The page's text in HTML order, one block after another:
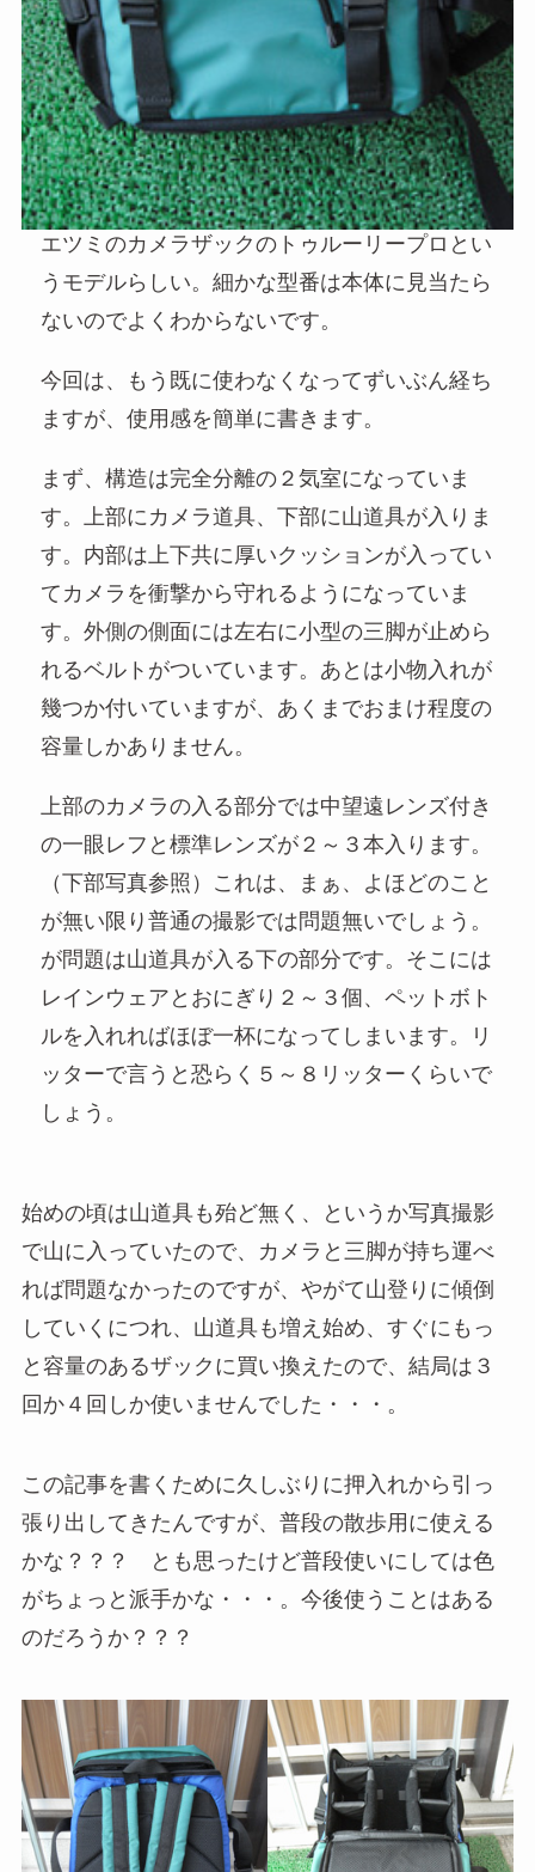
エツミのカメラザックのトゥルーリープロとい
うモデルらしい。細かな型番は本体に見当たら
ないのでよくわからないです。
今回は、もう既に使わなくなってずいぶん経ち
ますが、使用感を簡単に書きます。
まず、構造は完全分離の２気室になっていま
す。上部にカメラ道具、下部に山道具が入りま
す。内部は上下共に厚いクッションが入ってい
てカメラを衝撃から守れるようになっていま
す。外側の側面には左右に小型の三脚が止めら
れるベルトがついています。あとは小物入れが
幾つか付いていますが、あくまでおまけ程度の
容量しかありません。
上部のカメラの入る部分では中望遠レンズ付き
の一眼レフと標準レンズが２～３本入ります。
（下部写真参照）これは、まぁ、よほどのこと
が無い限り普通の撮影では問題無いでしょう。
が問題は山道具が入る下の部分です。そこには
レインウェアとおにぎり２～３個、ペットボト
ルを入れればほぼ一杯になってしまいます。リ
ッターで言うと恐らく５～８リッターくらいで
しょう。
始めの頃は山道具も殆ど無く、というか写真撮影
で山に入っていたので、カメラと三脚が持ち運べ
れば問題なかったのですが、やがて山登りに傾倒
していくにつれ、山道具も増え始め、すぐにもっ
と容量のあるザックに買い換えたので、結局は３
回か４回しか使いませんでした・・・。
この記事を書くために久しぶりに押入れから引っ
張り出してきたんですが、普段の散歩用に使える
かな？？？ とも思ったけど普段使いにしては色
がちょっと派手かな・・・。今後使うことはある
のだろうか？？？